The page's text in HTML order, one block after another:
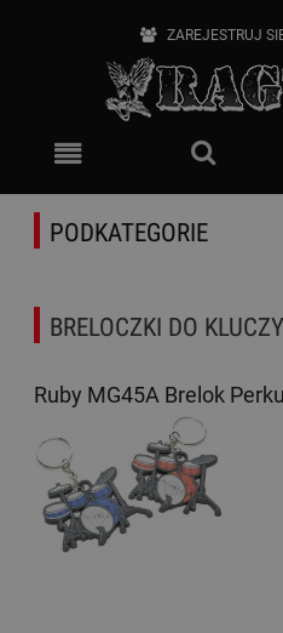
ZAREJESTRUJ
PODKATEGORIE
BRELOCZKI DO
Ruby MG45A Brelok